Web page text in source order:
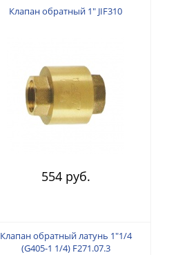
Клапан обратный 1" JIF310
554 руб.
Клапан обратный латунь 1"1/4
(G405-1 1/4) F271.07.3